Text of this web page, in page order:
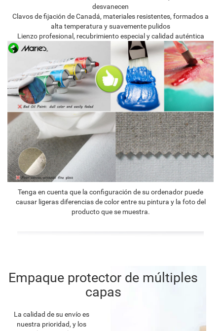
desvanecen
Clavos de fijación de Canadá, materiales resistentes, formados a
alta temperatura y suavemente pulidos
Lienzo profesional, recubrimiento especial y calidad auténtica
Tenga en cuenta que la configuración de su ordenador puede
causar ligeras diferencias de color entre su pintura y la foto del
producto que se muestra.
Empaque protector de múltiples
capas
La calidad de su envío es
nuestra prioridad, y los